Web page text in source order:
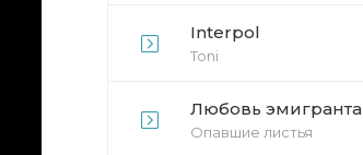
Interpol
Toni
Любовь эмигранта
Опавшие листья